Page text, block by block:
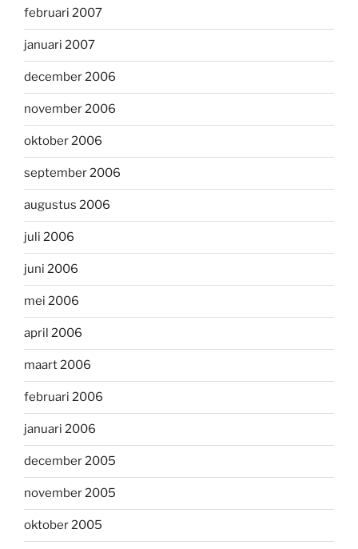
februari 2007
januari 2007
december 2006
november 2006
oktober 2006
september 2006
augustus 2006
juli 2006
juni 2006
mei 2006
april 2006
maart 2006
februari 2006
januari 2006
december 2005
november 2005
oktober 2005